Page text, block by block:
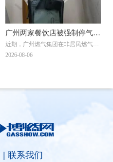
情况。活动现场，7个区（市、县）
亮出退费成绩，为7位退费群众代表
发放退费凭证，相关燃气企业同步为
另外7名群众现场办理退费，以现金
当天，全市累计清退违规收费88.45万
元，惠及群众4000余户。
广州两家餐饮店被强制停气！
原因曝光→
近期，广州燃气集团在非居民燃气安
全专项治理中，对两家拒不整改隐患
2026-08-06
联系我们